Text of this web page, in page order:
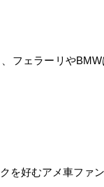
フェラーリや
を好むアメ車ファン